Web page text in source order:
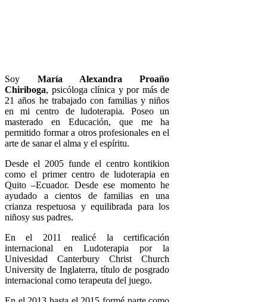
Soy María Alexandra Proaño
Chiriboga, psicóloga clínica y por más de
21 años he trabajado con familias y niños
en mi centro de ludoterapia. Poseo un
masterado en Educación, que me ha
permitido formar a otros profesionales en el
arte de sanar el alma y el espíritu.
Desde el 2005 funde el centro kontikion
como el primer centro de ludoterapia en
Quito –Ecuador. Desde ese momento he
ayudado a cientos de familias en una
crianza respetuosa y equilibrada para los
niñosy sus padres.
En el 2011 realicé la certificación
internacional en Ludoterapia por la
Univesidad Canterbury Christ Church
University de Inglaterra, título de posgrado
internacional como terapeuta del juego.